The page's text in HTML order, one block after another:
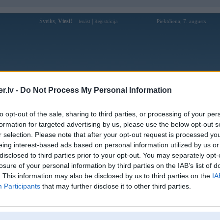
- Do Not Process My Personal Information
opt-out of the sale, sharing to third parties, or processing of your
for targeted advertising by us, please use the below opt-out
selection. Please note that after your opt-out request is processed
interest-based ads based on personal information utilized by us
to third parties prior to your opt-out. You may separately
of your personal information by third parties on the IAB’s list of
This information may also be disclosed by us to third parties on the
Participants that may further disclose it to other third parties.
Sveiks, Viesi! Ienākt Reģistrācija Piektdiena, 7. augusts
Forums Galerijas Reģistrācija Lietotāji
Lietotāja bpflighttraining profils
Pēdējo reizi manīts: 03. Jun 2025, 16:38
Lietotājvārds:
bpflighttraining
Nodarbošanās:
Nhà cái uy tín bpflighttraining
Ziņojumi forumā:
[Pēdējie ziņojumi forumā]